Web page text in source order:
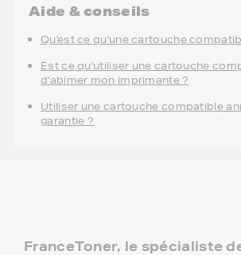
Aide & conseils
Qu'est ce qu'une cartouche
Est ce qu'utiliser une cartouche
d'abimer mon imprimante ?
Utiliser une cartouche compatible
garantie ?
FranceToner, le spécialiste